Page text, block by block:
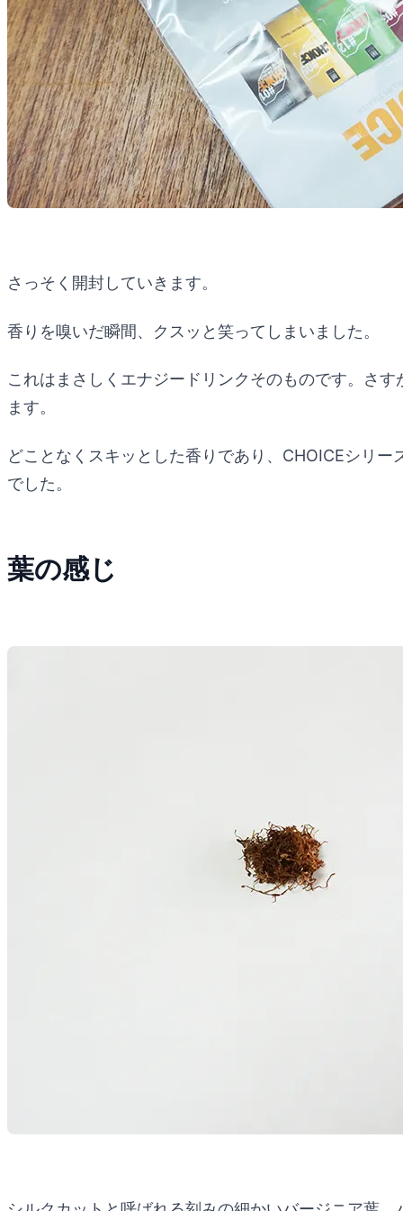
さっそく開封していきます。
香りを嗅いだ瞬間、クスッと笑ってしまいました。
これはまさしくエナジードリンクそのものです。さ
ます。
どことなくスキッとした香りであり、CHOICEシリ
でした。
葉の感じ